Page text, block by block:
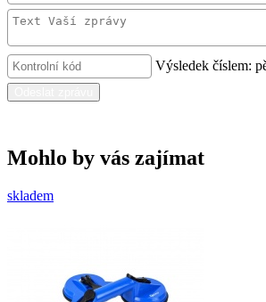
Výsledek číslem:
Mohlo by vás zajímat
skladem